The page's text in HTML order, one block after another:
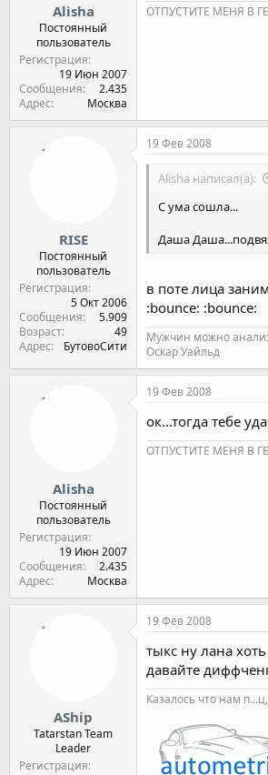
Alisha
Постоянный
пользователь
Регистрация
19 Июн 2007
Сообщения
2.435
Адрес
Москва
ОТПУСТИТЕ МЕНЯ В
RISE
Постоянный
пользователь
Регистрация
5 Окт 2006
Сообщения
5.909
Возраст
49
Адрес
БутовоСити
19 Фев 2008
Alisha написал(а):
С ума сошла...
Даша
в поте лица
:bounce: :bounce:
Мужчин можно
Оскар Уайльд
Alisha
Постоянный
пользователь
Регистрация
19 Июн 2007
Сообщения
2.435
Адрес
Москва
19 Фев 2008
ок...тогда тебе
ОТПУСТИТЕ МЕНЯ В
AShip
Tatarstan Team
Leader
Регистрация
19 Фев 2008
тыкс ну лана
давайте
Казалось что нам